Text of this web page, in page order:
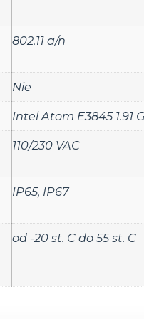
802.11 a/n
Nie
Intel Atom E3845 1.91
110/230 VAC
IP65, IP67
od -20 st. C do 55 st. C